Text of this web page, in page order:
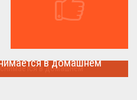
в домашнем